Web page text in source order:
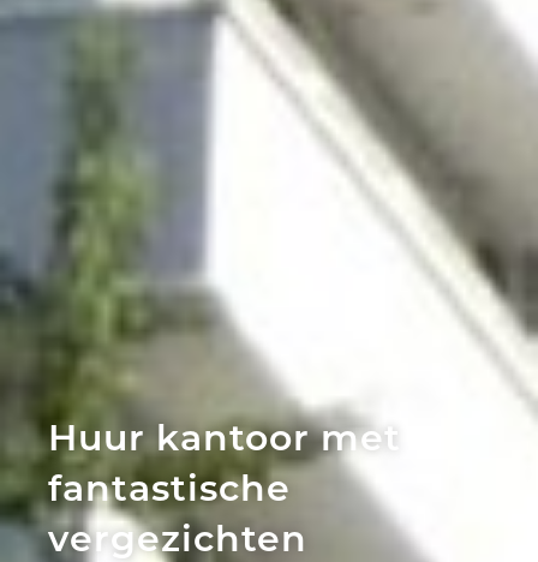
Huur kantoor met
fantastische
vergezichten